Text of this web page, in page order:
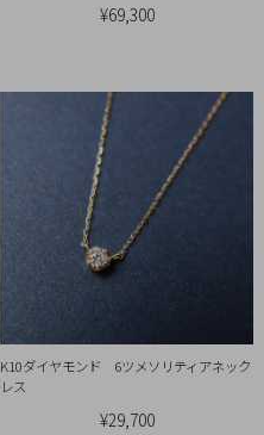
¥69,300
K10ダイヤモンド 6ツメソリティアネック
レス
¥29,700